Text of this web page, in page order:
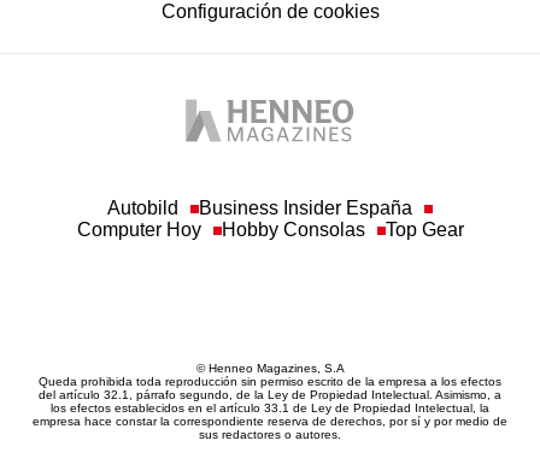
Computer Hoy
Hobby Consolas Top Gear
del artículo 32.1, párrafo segundo, de la Ley de Propiedad Intelectual. Asimismo, a
los efectos establecidos en el artículo 33.1 de Ley de Propiedad Intelectual, la
empresa hace constar la correspondiente reserva de derechos, por sí y por medio de
sus redactores o autores.